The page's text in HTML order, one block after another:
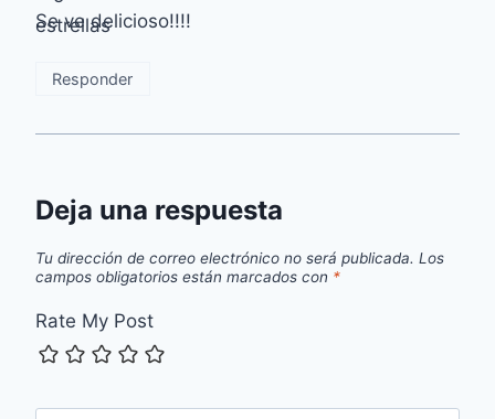
Se ve delicioso!!!!
Responder
Deja una respuesta
Tu dirección de correo electrónico no será publicada. Los
campos obligatorios están marcados con *
Rate My Post